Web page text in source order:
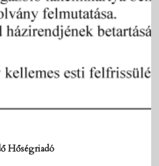
Hőségriadó